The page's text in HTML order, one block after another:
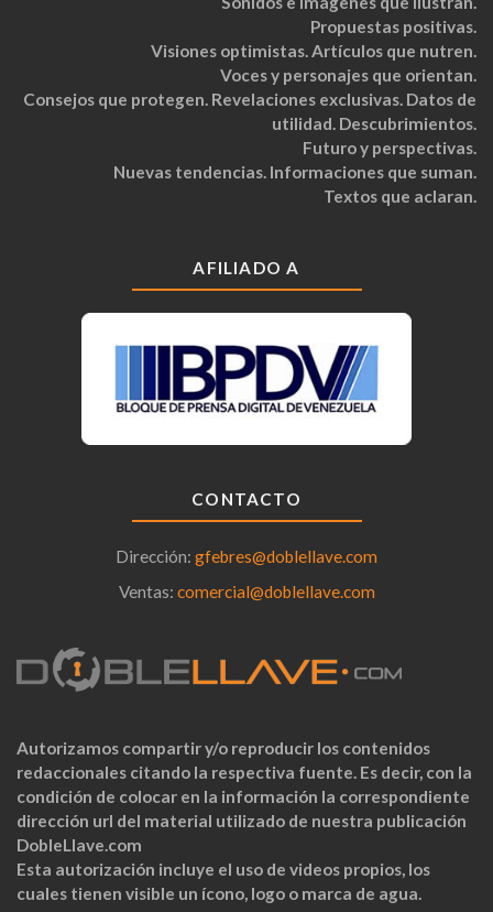
Propuestas positivas.
Visiones optimistas. Artículos que nutren.
Voces y personajes que orientan.
Consejos que protegen. Revelaciones exclusivas. Datos de
utilidad. Descubrimientos.
Futuro y perspectivas.
Nuevas tendencias. Informaciones que suman.
Textos que aclaran.
AFILIADO A
CONTACTO
Dirección: gfebres@doblellave.com
Ventas: comercial@doblellave.com
Autorizamos compartir y/o reproducir los contenidos
redaccionales citando la respectiva fuente. Es decir, con la
condición de colocar en la información la correspondiente
dirección url del material utilizado de nuestra publicación
DobleLlave.com
Esta autorización incluye el uso de videos propios, los
cuales tienen visible un ícono, logo o marca de agua.